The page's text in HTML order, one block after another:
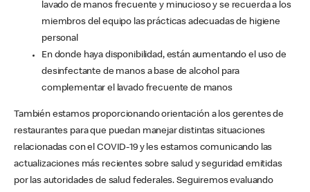
lavado de manos frecuente y minucioso y se recuerda a los
miembros del equipo las prácticas adecuadas de higiene
personal
En donde haya disponibilidad, están aumentando el uso de
desinfectante de manos a base de alcohol para
complementar el lavado frecuente de manos
También estamos proporcionando orientación a los gerentes de
restaurantes para que puedan manejar distintas situaciones
relacionadas con el COVID-19 y les estamos comunicando las
actualizaciones más recientes sobre salud y seguridad emitidas
por las autoridades de salud federales. Seguiremos evaluando